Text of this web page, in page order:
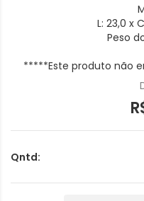
L: 23,0 x
Peso
*****Este produto não
Qntd: